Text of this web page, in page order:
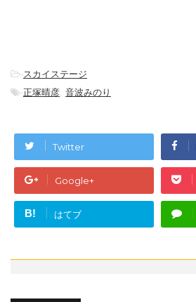
-スカイステージ
-正塚晴彦, 音波みのり
Twitter
Google+
B! はてブ